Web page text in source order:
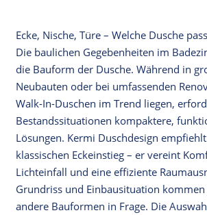
Ecke, Nische, Türe – Welche Dusche
Die baulichen Gegebenheiten im
die Bauform der Dusche. Während in
Neubauten oder bei umfassenden
Walk-In-Duschen im Trend liegen,
Bestandssituationen kompaktere,
Lösungen. Kermi Duschdesign
klassischen Eckeinstieg – er vereint
Lichteinfall und eine effiziente
Grundriss und Einbausituation kommen
andere Bauformen in Frage. Die